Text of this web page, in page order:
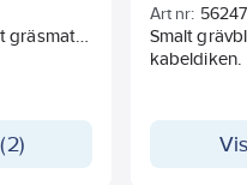
1 kg
till 90-
Art nr:
Smalt
kabeldiken.